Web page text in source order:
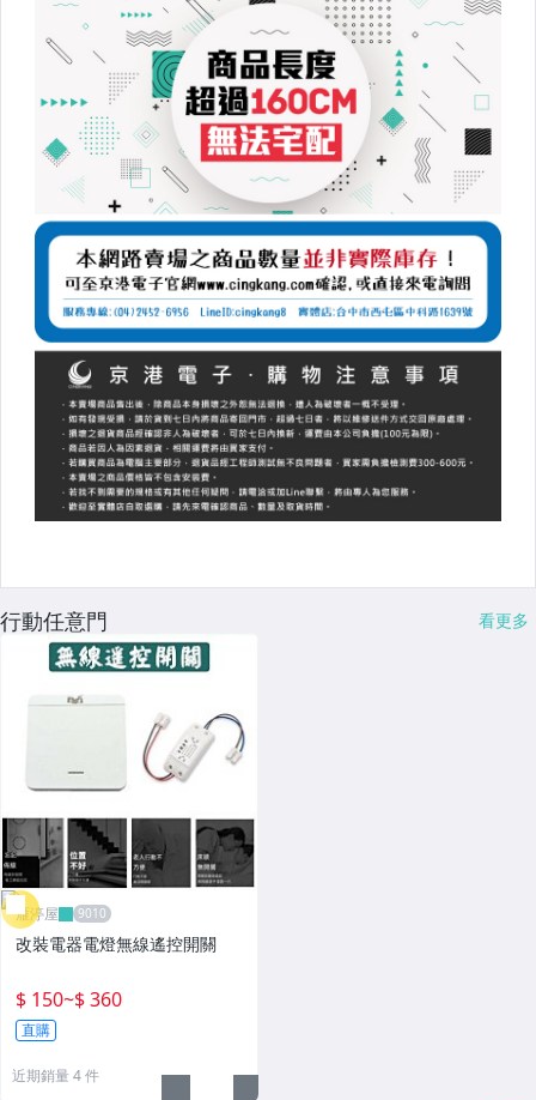
行動任意門 看更多
雁渟屋
改裝電器電燈無線遙控開關
$ 150~$ 360
直購
近期銷量 4 件